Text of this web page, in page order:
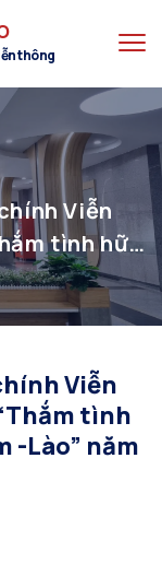
thông
Viễn
năm 2023
Viễn
tình
-Lào” năm